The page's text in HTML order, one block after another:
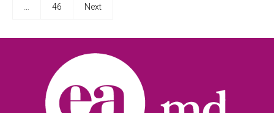
46 Next